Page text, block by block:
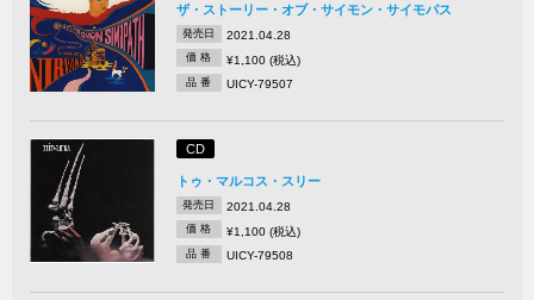
ザ・ストーリー・オブ・サイモン・サイモパス
発売日 2021.04.28
価 格 ¥1,100 (税込)
品 番 UICY-79507
CD
トゥ・マルコス・スリー
発売日 2021.04.28
価 格 ¥1,100 (税込)
品 番 UICY-79508